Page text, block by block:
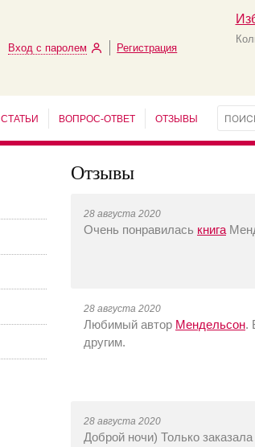
Вход с паролем Регистрация
СТАТЬИ ВОПРОС-ОТВЕТ ОТЗЫВЫ
Отзывы
28 августа 2020
Очень понравилась книга
28 августа 2020
Любимый автор Мендельсон.
другим.
28 августа 2020
Доброй ночи) Только